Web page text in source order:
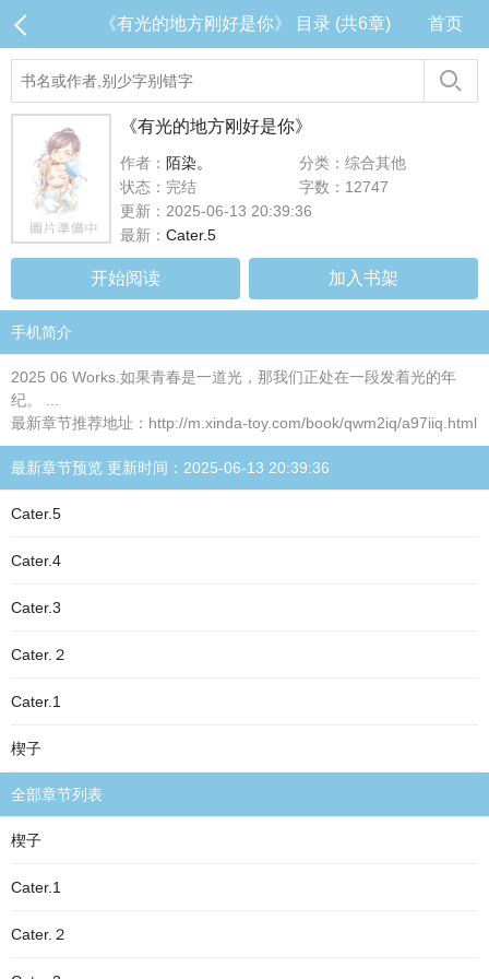
《有光的地方刚好是你》 目录 (共6章) 首页
《有光的地方刚好是你》
作者： 陌染。
分类：综合其他
状态：完结
字数：12747
更新：2025-06-13 20:39:36
最新： Cater.5
开始阅读 加入书架
手机简介
2025 06 Works.如果青春是一道光，那我们正处在一段发着光的年
纪。 ...
最新章节推荐地址：http://m.xinda-toy.com/book/qwm2iq/a97iiq.html
最新章节预览 更新时间：2025-06-13 20:39:36
Cater.5
Cater.4
Cater.3
Cater.２
Cater.1
楔子
全部章节列表
楔子
Cater.1
Cater.２